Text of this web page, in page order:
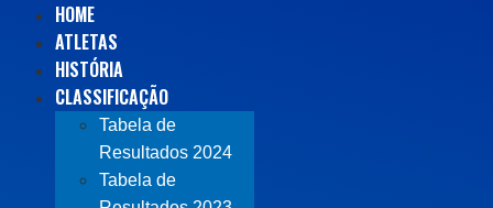
HOME
ATLETAS
HISTÓRIA
CLASSIFICAÇÃO
Tabela de
Resultados 2024
Tabela de